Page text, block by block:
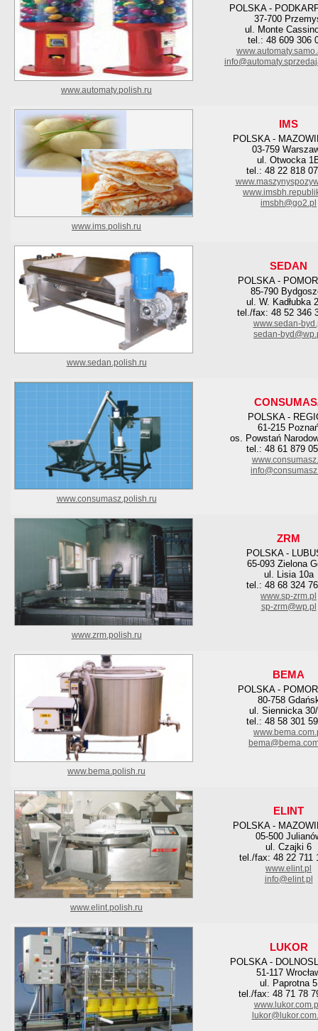
POLSKA -
37-700
ul. Monte
tel.: 48 609 306
www.automaty.polish.ru
IMS
POLSKA -
03-759
ul. Otwocka
tel.: 48 22 818
imsbh@go2.pl
www.ims.polish.ru
SEDAN
POLSKA -
85-790
ul. W. Kadłubka
tel./fax: 48 52 346
www.sedan-
sedan-
www.sedan.polish.ru
POLSKA -
61-215
os. Powstań
tel.: 48 61 879
www.consumasz.polish.ru
ZRM
POLSKA -
65-093 Zielona
ul. Lisia 10a
tel.: 48 68 324
www.sp-zrm.pl
sp-zrm@wp.pl
www.zrm.polish.ru
BEMA
POLSKA -
80-758
ul. Siennicka
tel.: 48 58 301
www.bema.polish.ru
ELINT
POLSKA -
05-500
ul. Czajki 6
tel./fax: 48 22 711
www.elint.pl
info@elint.pl
www.elint.polish.ru
LUKOR
POLSKA -
51-117
ul. Paprotna 5
tel./fax: 48 71 78